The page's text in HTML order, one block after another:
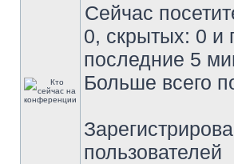
Сейчас
0, скрытых: 0 и
последние 5
Больше всего
пользователей